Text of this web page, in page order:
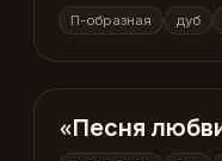
П-образная дуб
П-образная
«Песня